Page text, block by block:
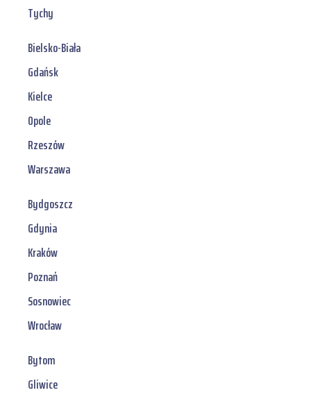
Tychy
Bielsko-Biała
Gdańsk
Kielce
Opole
Rzeszów
Warszawa
Bydgoszcz
Gdynia
Kraków
Poznań
Sosnowiec
Wrocław
Bytom
Gliwice